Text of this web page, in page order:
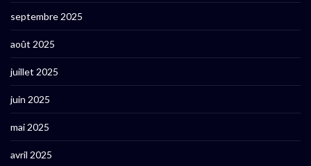
septembre 2025
août 2025
juillet 2025
juin 2025
mai 2025
avril 2025